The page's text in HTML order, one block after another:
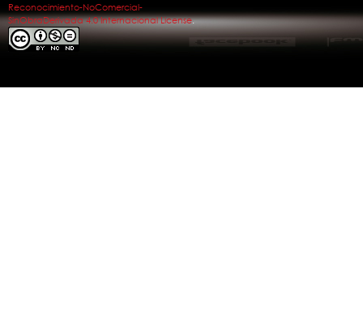
Reconocimiento-NoComercial-
SinObraDerivada 4.0 Internacional License.